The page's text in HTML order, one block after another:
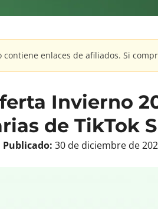
contiene enlaces de afiliados. Si
Invierno
de TikTok
Publicado: 30 de diciembre de